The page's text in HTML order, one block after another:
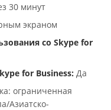
30 минут
экраном
со Skype for
for Business: Да
ограниченная
Азиатско-